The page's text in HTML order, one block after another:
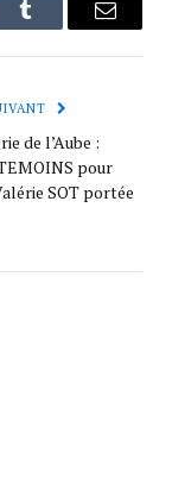
Tumblr
de l’Aube :
pour
SOT portée